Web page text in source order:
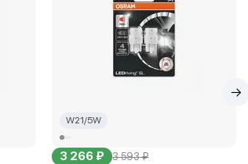
W21/5W
3 266 ₽ 3 593 ₽